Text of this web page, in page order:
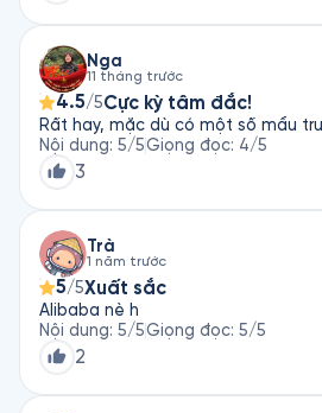
Nga
11 tháng trước
4.5/5Cực kỳ tâm đắc!
Rất hay, mặc dù có một số mẩu
Nội dung: 5/5Giọng đọc: 4/5
3
Trà
1 năm trước
5/5Xuất sắc
Alibaba nè h
Nội dung: 5/5Giọng đọc: 5/5
2